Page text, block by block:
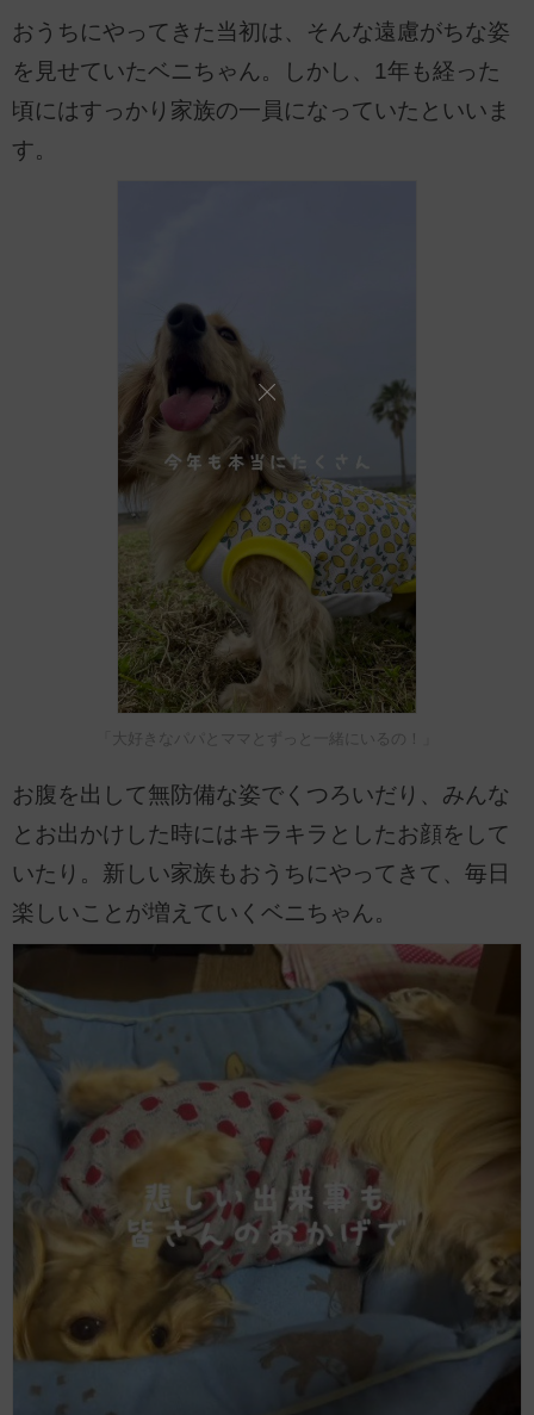
おうちにやってきた当初は、そんな遠慮がちな姿
を見せていたベニちゃん。しかし、1年も経った
頃にはすっかり家族の一員になっていたといいま
す。
「大好きなパパとママとずっと一緒にいるの！」
お腹を出して無防備な姿でくつろいだり、みんな
とお出かけした時にはキラキラとしたお顔をして
いたり。新しい家族もおうちにやってきて、毎日
楽しいことが増えていくベニちゃん。